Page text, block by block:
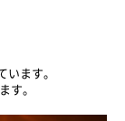
います。
す。